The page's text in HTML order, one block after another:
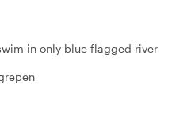
in only blue flagged river